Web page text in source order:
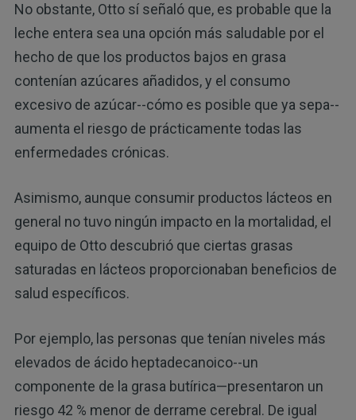
No obstante, Otto sí señaló que, es probable que la
leche entera sea una opción más saludable por el
hecho de que los productos bajos en grasa
contenían azúcares añadidos, y el consumo
excesivo de azúcar--cómo es posible que ya sepa--
aumenta el riesgo de prácticamente todas las
enfermedades crónicas.
Asimismo, aunque consumir productos lácteos en
general no tuvo ningún impacto en la mortalidad, el
equipo de Otto descubrió que ciertas grasas
saturadas en lácteos proporcionaban beneficios de
salud específicos.
Por ejemplo, las personas que tenían niveles más
elevados de ácido heptadecanoico--un
componente de la grasa butírica—presentaron un
riesgo 42 % menor de derrame cerebral. De igual